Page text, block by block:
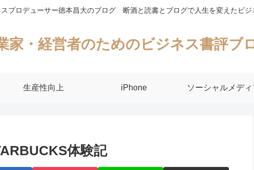
プロデューサー徳本昌大のブログ 断酒と読書とブログで人生を変えたビジ
家・経営者のためのビジネス書評ブ
生産性向上 iPhone ソーシャルメディ
体験記